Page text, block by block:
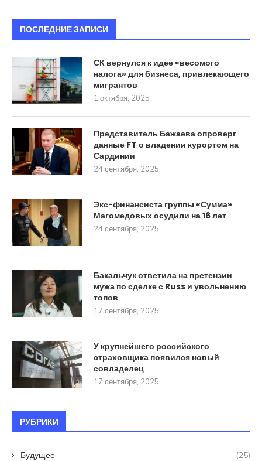
ПОСЛЕДНИЕ ЗАПИСИ
СК вернулся к идее «весомого
налога» для бизнеса, привлекающего
мигрантов
1 октября, 2025
Представитель Бажаева опроверг
данные FT о владении курортом на
Сардинии
24 сентября, 2025
Экс-финансиста группы «Сумма»
Магомедовых осудили на 16 лет
24 сентября, 2025
Бакальчук ответила на претензии
мужа по сделке с Russ и увольнению
топов
17 сентября, 2025
У крупнейшего российского
страховщика появился новый
совладелец
17 сентября, 2025
РУБРИКИ
Будущее (25)